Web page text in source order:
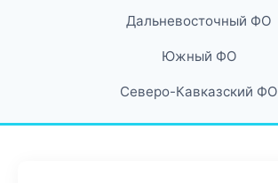
Дальневосточный ФО
Южный ФО
Северо-Кавказский ФО